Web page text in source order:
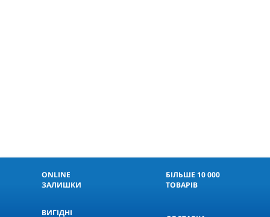
ONLINE
ЗАЛИШКИ
БІЛЬШЕ 10 000
ТОВАРІВ
ВИГІДНІ